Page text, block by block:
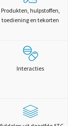
Produkten, hulpstoffen,
toediening en tekorten
Interacties